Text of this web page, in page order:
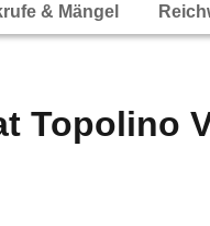
& Mängel
Topolino